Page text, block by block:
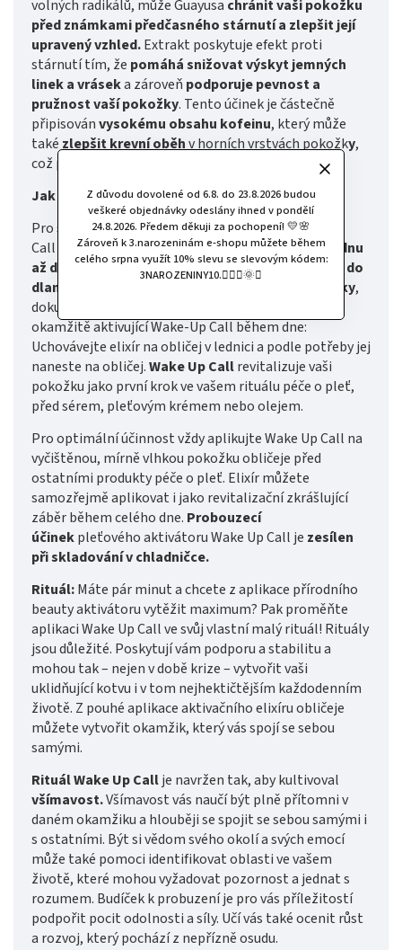
Z důvodu dovolené od 6.8. do 23.8.2026 budou
veškeré objednávky odeslány ihned v pondělí
24.8.2026. Předem děkuji za pochopení! 💛🌸
Zároveň k 3.narozeninám e-shopu můžete během
celého srpna využít 10% slevu se slevovým kódem:
3NAROZENINY10.🧚🏻‍♀️🌞✨
volných radikálů, může Guayusa chránit vaši pokožku
před známkami předčasného stárnutí a zlepšit její
upravený vzhled.Extrakt poskytuje efekt proti
stárnutí tím, že pomáhá snižovat výskyt jemných
linek a vráseka zároveň podporuje pevnost a
pružnost vaší pokožky. Tento účinek je částečně
připisovánvysokému obsahu kofeinu, který může
takézlepšit krevní oběhv horních vrstvách pokožky,
což přispívá k
Jak používat?
Pro svěží a revitalizovanou pleť můžete Wake Up
Call
ráno a večer používat. Jednodušenaneste jednu
až dvě pumpičky povzbuzujícího elixíruna obličej do
dlaně a krouživými pohyby vmasírujte do pokožky,
dokud neucítíte požadovaný okamžitý účinek. Pro
okamžitě aktivující Wake-Up Call během dne:
Uchovávejte elixír na obličej v lednici a podle potřeby jej
naneste na obličej.Wake Up Callrevitalizuje vaši
pokožku jako první krok ve vašem rituálu péče o pleť,
před sérem, pleťovým krémem nebo olejem.
Pro optimální účinnost vždy aplikujte Wake Up Call na
vyčištěnou, mírně vlhkou pokožku obličeje před
ostatními produkty péče o pleť. Elixír můžete
samozřejmě aplikovat i jako revitalizační zkrášlující
záběr během celého dne. Probouzecí
účinekpleťového aktivátoru Wake Up Call je zesílen
při skladování v chladničce.
Rituál:Máte pár minut a chcete z aplikace přírodního
beauty aktivátoru vytěžit maximum? Pak proměňte
aplikaci Wake Up Call ve svůj vlastní malý rituál! Rituály
jsou důležité. Poskytují vám podporu a stabilitu a
mohou tak – nejen v době krize – vytvořit vaši
uklidňující kotvu i v tom nejhektičtějším každodenním
životě. Z pouhé aplikace aktivačního elixíru obličeje
můžete vytvořit okamžik, který vás spojí se sebou
samými.
Rituál Wake Up Callje navržen tak, aby kultivoval
všímavost.Všímavost vás naučí být plně přítomni v
daném okamžiku a hlouběji se spojit se sebou samými i
s ostatními. Být si vědom svého okolí a svých emocí
může také pomoci identifikovat oblasti ve vašem
životě, které mohou vyžadovat pozornost a jednat s
rozumem. Budíček k probuzení je pro vás příležitostí
podpořit pocit odolnosti a síly. Učí vás také ocenit růst
a rozvoj, který pochází z nepřízně osudu.